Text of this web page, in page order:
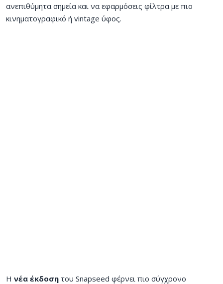
ανεπιθύμητα σημεία και να εφαρμόσεις φίλτρα με πιο
κινηματογραφικό ή vintage ύφος.
Η νέα έκδοση του Snapseed φέρνει πιο σύγχρονο